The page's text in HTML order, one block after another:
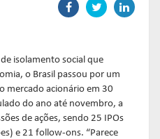
isolamento social que
o Brasil passou por um
mercado acionário em 30
do ano até novembro, a
de ações, sendo 25 IPOs
e 21 follow-ons. “Parece